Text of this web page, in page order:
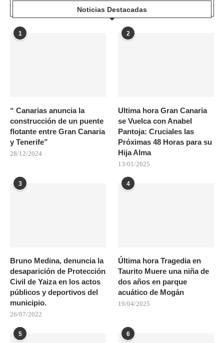
Noticias Destacadas
1
“ Canarias anuncia la
construcción de un puente
flotante entre Gran Canaria
y Tenerife”
28/12/2024
2
Ultima hora Gran Canaria
se Vuelca con Anabel
Pantoja: Cruciales las
Próximas 48 Horas para su
Hija Alma
13/01/2025
3
Bruno Medina, denuncia la
desaparición de Protección
Civil de Yaiza en los actos
públicos y deportivos del
municipio.
26/07/2022
4
Última hora Tragedia en
Taurito Muere una niña de
dos años en parque
acuático de Mogán
19/04/2025
5 6